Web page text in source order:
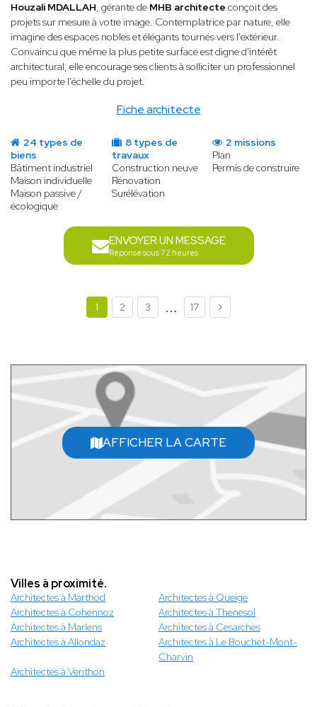
Fiche architecte
Houzali MDALLAH, gérante de MHB architecte conçoit des
projets sur mesure à votre image. Contemplatrice par nature, elle
imagine des espaces nobles et élégants tournés vers l'extérieur.
Convaincu que même la plus petite surface est digne d'intérêt
architectural, elle encourage ses clients à solliciter un professionnel
peu importe l'échelle du projet.
24 types de
biens
Bâtiment industriel
Maison individuelle
Maison passive /
écologique
8 types de
travaux
Construction neuve
Rénovation
Surélévation
2 missions
Plan
Permis de construire
ENVOYER UN MESSAGE
Réponse sous 72 heures
1 2 3 ... 17
AFFICHER LA CARTE
Villes à proximité.
Architectes à Marthod
Architectes à Queige
Architectes à Cohennoz
Architectes à Thenesol
Architectes à Marlens
Architectes à Cesarches
Architectes à Allondaz
Architectes à Le Bouchet-Mont-
Charvin
Architectes à Venthon